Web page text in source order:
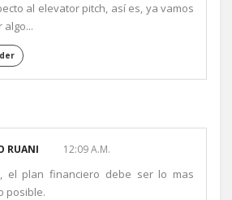
al elevator pitch, así es, ya vamos
algo...
RUANI 12:09 A.M.
el plan financiero debe ser lo mas
posible.